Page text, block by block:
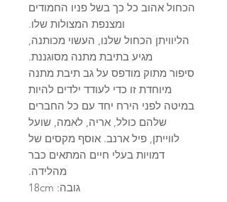
הכחול אהוב כל כך בשל פניו החמודים
ומצנפת המצולות שלו.
הליוויתן הכחול שלנו, העשוי מכותנה,
מגיע בתיבת מתנה מסוגננת.
סיפור מתוק מודפס על גב תיבת מתנה
מיוחדת זו כדי לעודד ילדים להיות
במיטה לפני הירח יחד עם כל החברים
שלהם כולל, אריה, לאמה, שועל
לווייתן, פיל ארנב. אוסף מקסים של
דמויות בעלי חיים המתאים כבר
מהלידה.
גובה: 18cm